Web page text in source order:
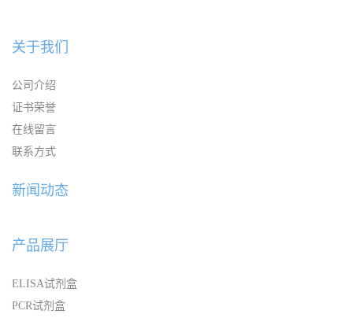
关于我们
公司介绍
证书荣誉
在线留言
联系方式
新闻动态
产品展厅
ELISA试剂盒
PCR试剂盒